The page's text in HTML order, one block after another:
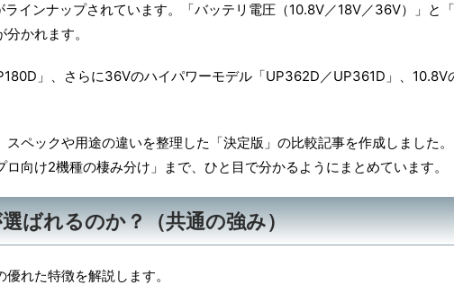
インナップされています。「バッテリ電圧（10.8V／18V／36V）」と
かれます。
」、さらに36Vのハイパワーモデル「UP362D／UP361D」、10.8V
ペックや用途の違いを整理した「決定版」の比較記事を作成しました
向け2機種の棲み分け」まで、ひと目で分かるようにまとめています。
ばれるのか？（共通の強み）
れた特徴を解説します。